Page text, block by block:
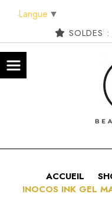
SOLDES
ACCUEIL
INOCOS INK GEL
Langue ▼